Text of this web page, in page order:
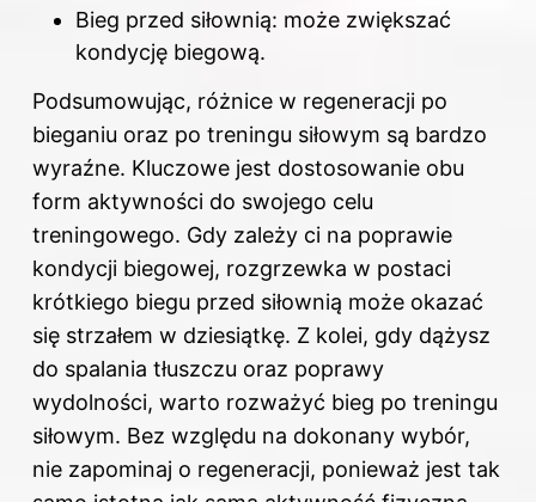
Bieg przed siłownią: może zwiększać
kondycję biegową.
Podsumowując, różnice w regeneracji po
bieganiu oraz po treningu siłowym są bardzo
wyraźne. Kluczowe jest dostosowanie obu
form aktywności do swojego celu
treningowego. Gdy zależy ci na poprawie
kondycji biegowej, rozgrzewka w postaci
krótkiego biegu przed siłownią może okazać
się strzałem w dziesiątkę. Z kolei, gdy dążysz
do spalania tłuszczu oraz poprawy
wydolności, warto rozważyć bieg po treningu
siłowym. Bez względu na dokonany wybór,
nie zapominaj o regeneracji, ponieważ jest tak